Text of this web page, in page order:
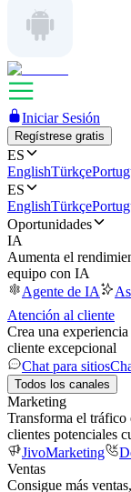
Iniciar Sesión
Regístrese gratis
ES
EnglishTürkçe
ES
EnglishTürkçe
Oportunidades
IA
Aumenta el
equipo con IA
Agente de IA
Atención al cliente
Crea una
cliente excepcional
Chat para sitios
Todos los canales
Marketing
Transforma el tráfico
clientes potenciales
JivoMarketing
Ventas
Consigue más